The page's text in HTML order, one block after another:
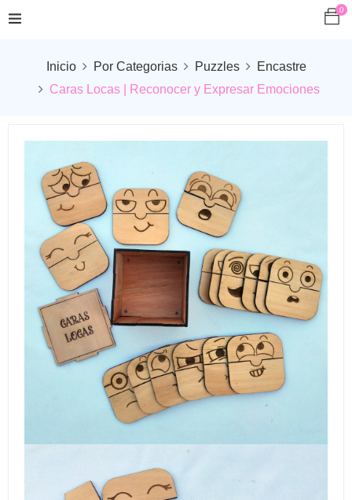
0
Inicio Por Categorias Puzzles
Encastre
Caras Locas | Reconocer y Expresar Emociones